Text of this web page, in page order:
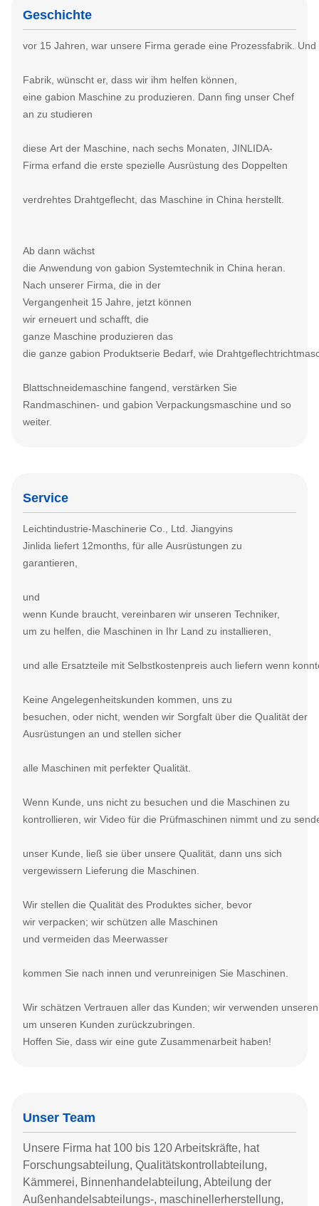
Geschichte
vor 15 Jahren, war unsere Firma gerade eine Prozessfabrik.
Fabrik, wünscht er, dass wir ihm helfen können,
eine gabion Maschine zu produzieren. Dann fing unser Chef
an zu studieren
diese Art der Maschine, nach sechs Monaten, JINLIDA-
Firma erfand die erste spezielle Ausrüstung des Doppelten
verdrehtes Drahtgeflecht, das Maschine in China herstellt.
Ab dann wächst
die Anwendung von gabion Systemtechnik in China heran.
Nach unserer Firma, die in der
Vergangenheit 15 Jahre, jetzt können
wir erneuert und schafft, die
ganze Maschine produzieren das
die ganze gabion Produktserie Bedarf, wie
Blattschneidemaschine fangend, verstärken Sie
Randmaschinen- und gabion Verpackungsmaschine und so
weiter.
Service
Leichtindustrie-Maschinerie Co., Ltd. Jiangyins
Jinlida liefert 12months, für alle Ausrüstungen zu
garantieren,
und
wenn Kunde braucht, vereinbaren wir unseren Techniker,
um zu helfen, die Maschinen in Ihr Land zu installieren,
und alle Ersatzteile mit Selbstkostenpreis auch liefern wenn
Keine Angelegenheitskunden kommen, uns zu
besuchen, oder nicht, wenden wir Sorgfalt über die Qualität der
Ausrüstungen an und stellen sicher
alle Maschinen mit perfekter Qualität.
Wenn Kunde, uns nicht zu besuchen und die Maschinen zu
kontrollieren, wir Video für die Prüfmaschinen nimmt und zu
unser Kunde, ließ sie über unsere Qualität, dann uns sich
vergewissern Lieferung die Maschinen.
Wir stellen die Qualität des Produktes sicher, bevor
wir verpacken; wir schützen alle Maschinen
und vermeiden das Meerwasser
kommen Sie nach innen und verunreinigen Sie Maschinen.
Wir schätzen Vertrauen aller das Kunden; wir verwenden
um unseren Kunden zurückzubringen.
Hoffen Sie, dass wir eine gute Zusammenarbeit haben!
Unser Team
Unsere Firma hat 100 bis 120 Arbeitskräfte, hat
Forschungsabteilung, Qualitätskontrollabteilung,
Kämmerei, Binnenhandelabteilung, Abteilung der
Außenhandelsabteilungs-, maschinellerherstellung,